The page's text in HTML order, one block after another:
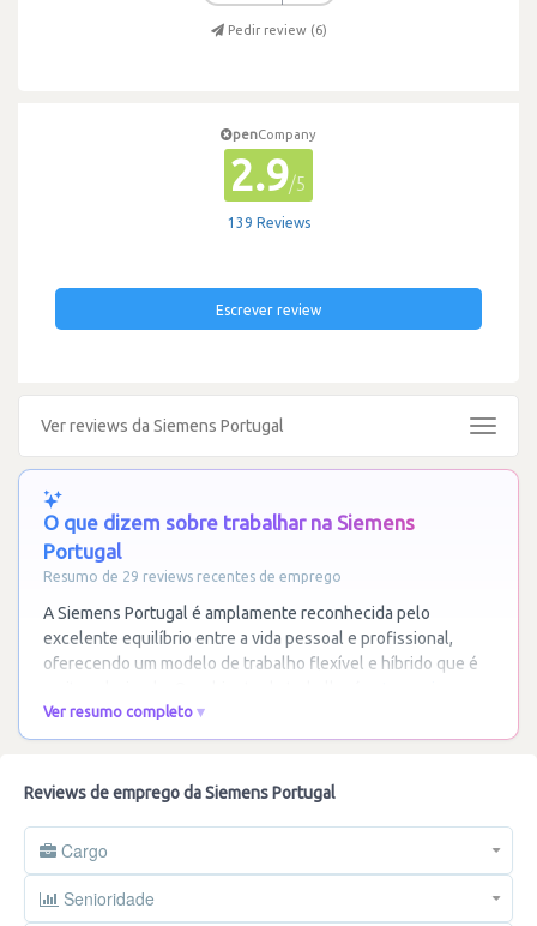
Pedir review (6)
penCompany
2.9/5
139 Reviews
Escrever review
Ver reviews da Siemens Portugal
Toggle
O que dizem sobre trabalhar na Siemens
Portugal
Resumo de 29 reviews recentes de emprego
A Siemens Portugal é amplamente reconhecida pelo
excelente equilíbrio entre a vida pessoal e profissional,
oferecendo um modelo de trabalho flexível e híbrido que é
Ver resumo completo
Reviews de emprego da Siemens Portugal
Cargo
Senioridade